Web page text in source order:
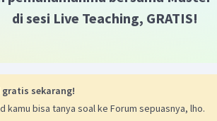
di sesi Live Teaching, GRATIS!
gratis sekarang!
kamu bisa tanya soal ke Forum sepuasnya, lho.